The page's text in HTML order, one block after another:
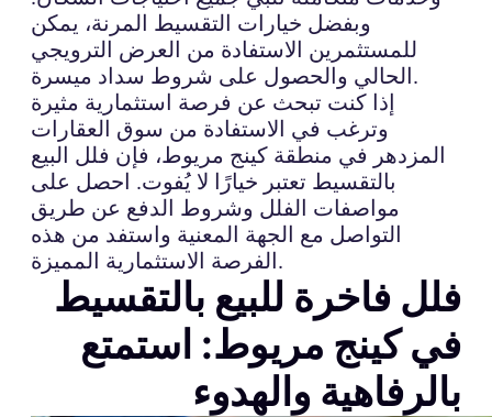
وبفضل خيارات التقسيط المرنة، يمكن
للمستثمرين الاستفادة من العرض الترويجي
الحالي والحصول على شروط سداد ميسرة.
إذا كنت تبحث عن فرصة استثمارية مثيرة
وترغب في الاستفادة من سوق العقارات
المزدهر في منطقة كينج مريوط، فإن فلل البيع
بالتقسيط تعتبر خيارًا لا يُفوت. احصل على
مواصفات الفلل وشروط الدفع عن طريق
التواصل مع الجهة المعنية واستفد من هذه
الفرصة الاستثمارية المميزة.
فلل فاخرة للبيع بالتقسيط
في كينج مريوط: استمتع
بالرفاهية والهدوء